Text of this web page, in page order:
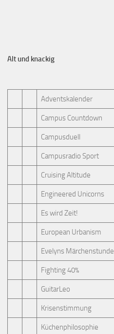
Alt und knackig
Adventskalender
Campus Countdown
Campusduell
Campusradio Sport
Cruising Altitude
Engineered Unicorns
Es wird Zeit!
European Urbanism
Evelyns Märchenstunde
Fighting 40%
GuitarLeo
Krisenstimmung
Küchenphilosophie